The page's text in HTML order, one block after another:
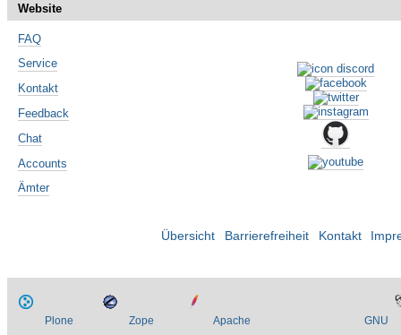
Website
FAQ
Service
Kontakt
Feedback
Chat
Accounts
Ämter
Übersicht Barrierefreiheit Kontakt
Plone Zope Apache GNU